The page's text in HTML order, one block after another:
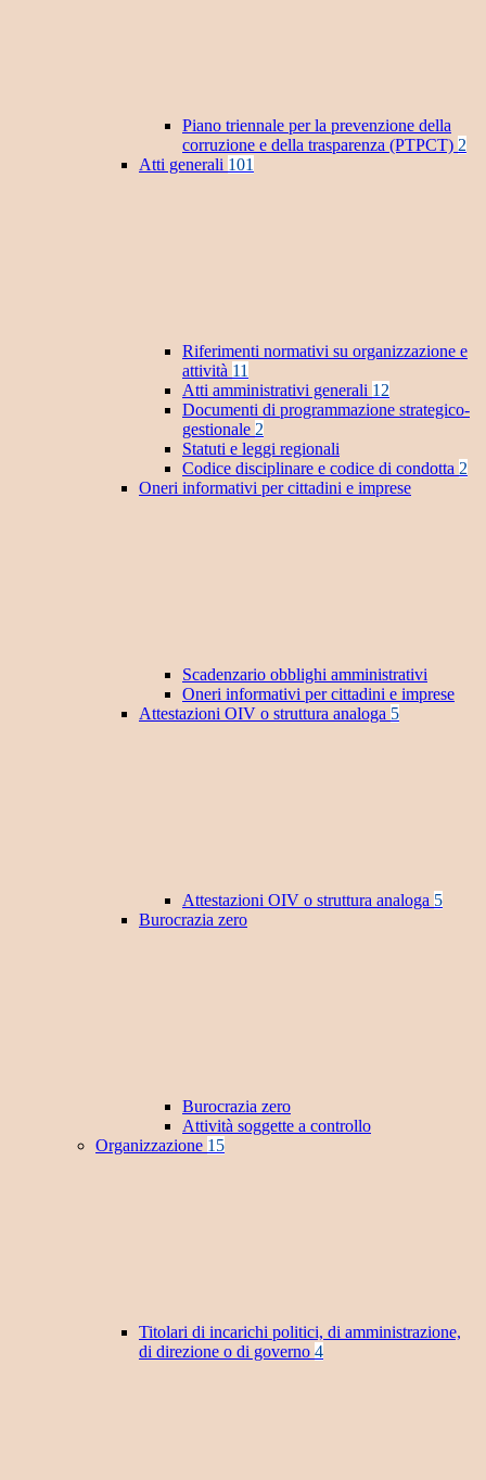
Piano triennale per la prevenzione della
corruzione e della trasparenza (PTPCT) 2
Atti generali 101
Riferimenti normativi su organizzazione e
attività 11
Atti amministrativi generali 12
Documenti di programmazione strategico-
gestionale 2
Statuti e leggi regionali
Codice disciplinare e codice di condotta 2
Oneri informativi per cittadini e imprese
Scadenzario obblighi amministrativi
Oneri informativi per cittadini e imprese
Attestazioni OIV o struttura analoga 5
Attestazioni OIV o struttura analoga 5
Burocrazia zero
Burocrazia zero
Attività soggette a controllo
Organizzazione 15
Titolari di incarichi politici, di amministrazione,
di direzione o di governo 4